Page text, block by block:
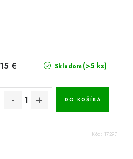
Skladom (>5 ks)
15 €
DO KOŠÍKA
Kód: 17297